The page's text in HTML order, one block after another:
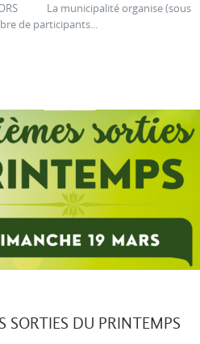
La municipalité organise (sous
de participants...
SORTIES DU PRINTEMPS